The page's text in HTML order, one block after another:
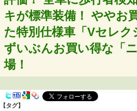
キが標準装備！ ややお
た特別仕様車「Vセレク
ずいぶんお買い得な「
場！
【タグ】